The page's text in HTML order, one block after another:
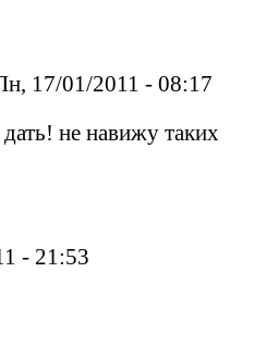
17/01/2011 - 08:17
не навижу таких
- 21:53